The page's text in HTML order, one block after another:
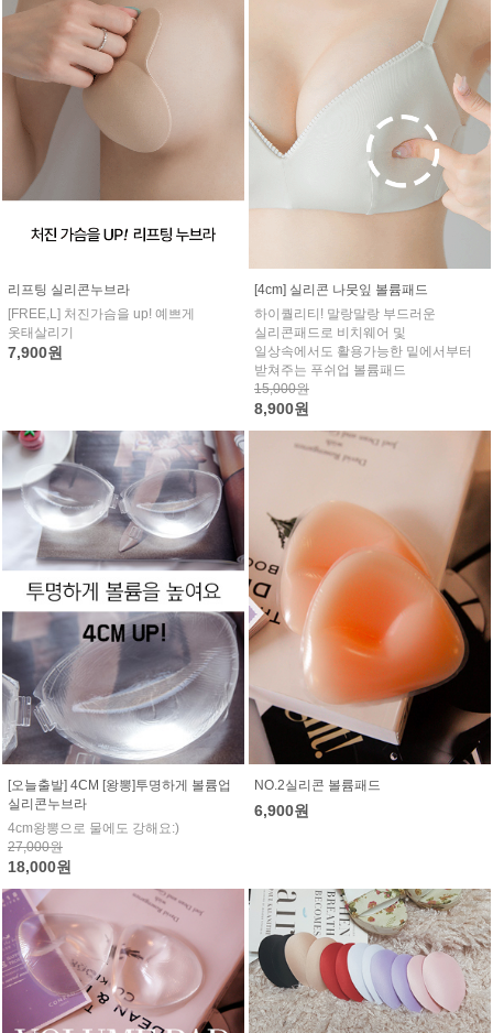
리프팅 실리콘누브라
[FREE,L] 처진가슴을 up! 예쁘게
옷태살리기
7,900원
[4cm] 실리콘 나뭇잎 볼륨패드
하이퀄리티! 말랑말랑 부드러운
실리콘패드로 비치웨어 및
일상속에서도 활용가능한 밑에서부터
받쳐주는 푸쉬업 볼륨패드
15,000원
8,900원
[오늘출발] 4CM [왕뽕]투명하게 볼륨업
실리콘누브라
4cm왕뽕으로 물에도 강해요:)
27,000원
18,000원
NO.2실리콘 볼륨패드
6,900원